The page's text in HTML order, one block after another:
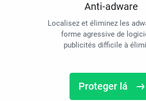
Anti-adware
Localisez et éliminez les
forme agressive de
publicités difficile à
Proteger lá